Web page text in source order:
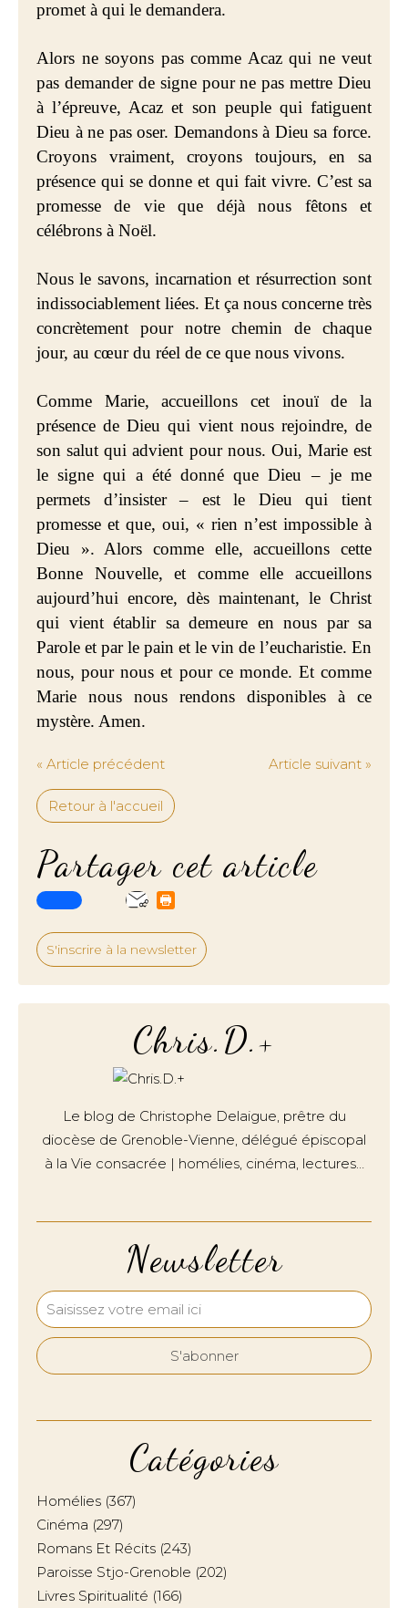
promet à qui le demandera.
Alors ne soyons pas comme Acaz qui ne veut
pas demander de signe pour ne pas mettre Dieu
à l’épreuve, Acaz et son peuple qui fatiguent
Dieu à ne pas oser. Demandons à Dieu sa force.
Croyons vraiment, croyons toujours, en sa
présence qui se donne et qui fait vivre. C’est sa
promesse de vie que déjà nous fêtons et
célébrons à Noël.
Nous le savons, incarnation et résurrection sont
indissociablement liées. Et ça nous concerne très
concrètement pour notre chemin de chaque
jour, au cœur du réel de ce que nous vivons.
Comme Marie, accueillons cet inouï de la
présence de Dieu qui vient nous rejoindre, de
son salut qui advient pour nous. Oui, Marie est
le signe qui a été donné que Dieu – je me
permets d’insister – est le Dieu qui tient
promesse et que, oui, « rien n’est impossible à
Dieu ». Alors comme elle, accueillons cette
Bonne Nouvelle, et comme elle accueillons
aujourd’hui encore, dès maintenant, le Christ
qui vient établir sa demeure en nous par sa
Parole et par le pain et le vin de l’eucharistie. En
nous, pour nous et pour ce monde. Et comme
Marie nous nous rendons disponibles à ce
mystère. Amen.
« Article précédent Article suivant »
Retour à l'accueil
Partager cet article
S'inscrire à la newsletter
Newsletter
Catégories
Homélies (367)
Cinéma (297)
Romans Et Récits (243)
Paroisse Stjo-Grenoble (202)
Livres Spiritualité (166)
Chris.D.+
Le blog de Christophe Delaigue, prêtre du
diocèse de Grenoble-Vienne, délégué épiscopal
à la Vie consacrée | homélies, cinéma, lectures…